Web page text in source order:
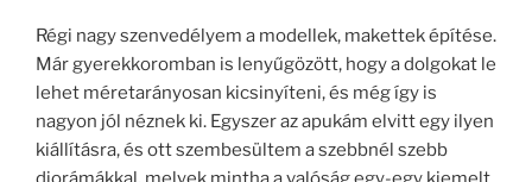
Régi nagy szenvedélyem a modellek, makettek építése.
Már gyerekkoromban is lenyűgözött, hogy a dolgokat le
lehet méretarányosan kicsinyíteni, és még így is
nagyon jól néznek ki. Egyszer az apukám elvitt egy ilyen
kiállításra, és ott szembesültem a szebbnél szebb